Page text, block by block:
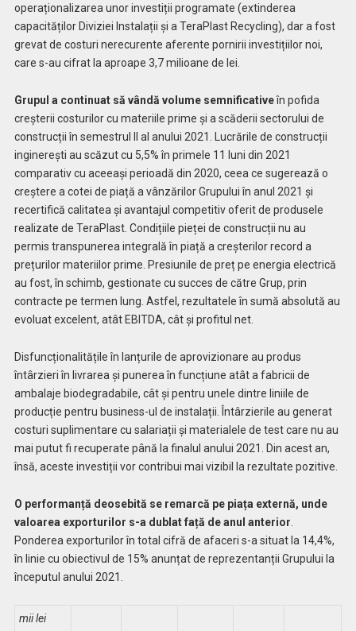
operaționalizarea unor investiții programate (extinderea
capacităților Diviziei Instalații și a TeraPlast Recycling), dar a fost
grevat de costuri nerecurente aferente pornirii investițiilor noi,
care s-au cifrat la aproape 3,7 milioane de lei.
Grupul a continuat să vândă volume semnificativeîn pofida
creșterii costurilor cu materiile prime și a scăderii sectorului de
construcții în semestrul II al anului 2021. Lucrările de construcții
inginerești au scăzut cu 5,5% în primele 11 luni din 2021
comparativ cu aceeași perioadă din 2020, ceea ce sugerează o
creștere a cotei de piață a vânzărilor Grupului în anul 2021 și
recertifică calitatea și avantajul competitiv oferit de produsele
realizate de TeraPlast. Condițiile pieței de construcții nu au
permis transpunerea integrală în piață a creșterilor record a
prețurilor materiilor prime. Presiunile de preț pe energia electrică
au fost, în schimb, gestionate cu succes de către Grup, prin
contracte pe termen lung. Astfel, rezultatele în sumă absolută au
evoluat excelent, atât EBITDA, cât și profitul net.
Disfuncționalitățile în lanțurile de aprovizionare au produs
întârzieri în livrarea și punerea în funcțiune atât a fabricii de
ambalaje biodegradabile, cât și pentru unele dintre liniile de
producție pentru business-ul de instalații. Întârzierile au generat
costuri suplimentare cu salariații și materialele de test care nu au
mai putut fi recuperate până la finalul anului 2021. Din acest an,
însă, aceste investiții vor contribui mai vizibil la rezultate pozitive.
O performanță deosebită se remarcă pe piața externă, unde
valoarea exporturilor s-a dublat față de anul anterior
Ponderea exporturilor în total cifră de afaceri s-a situat la 14,4%,
în linie cu obiectivul de 15% anunțat de reprezentanții Grupului la
începutul anului 2021.
mii lei